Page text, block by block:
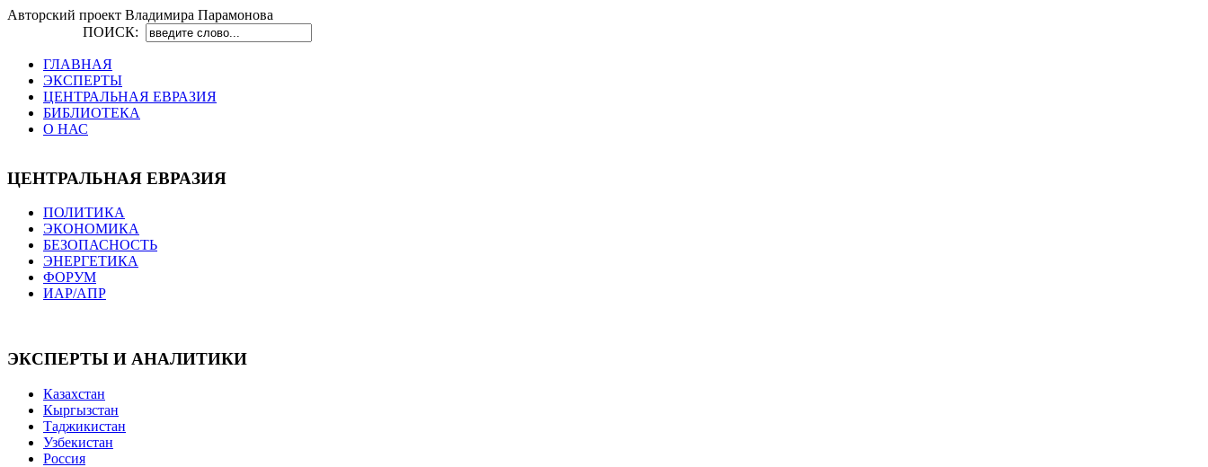
Авторский проект Владимира Парамонова
ПОИСК:
ГЛАВНАЯ
ЭКСПЕРТЫ
ЦЕНТРАЛЬНАЯ ЕВРАЗИЯ
БИБЛИОТЕКА
О НАС
ЦЕНТРАЛЬНАЯ ЕВРАЗИЯ
ПОЛИТИКА
ЭКОНОМИКА
БЕЗОПАСНОСТЬ
ЭНЕРГЕТИКА
ФОРУМ
ИАР/АПР
ЭКСПЕРТЫ И АНАЛИТИКИ
Казахстан
Кыргызстан
Таджикистан
Узбекистан
Россия